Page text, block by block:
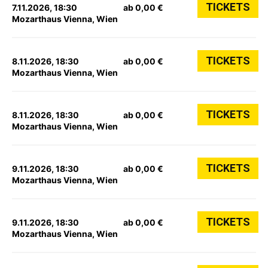
7.11.2026, 18:30
Mozarthaus Vienna, Wien
ab 0,00 € TICKETS
8.11.2026, 18:30
Mozarthaus Vienna, Wien
ab 0,00 € TICKETS
8.11.2026, 18:30
Mozarthaus Vienna, Wien
ab 0,00 € TICKETS
9.11.2026, 18:30
Mozarthaus Vienna, Wien
ab 0,00 € TICKETS
9.11.2026, 18:30
Mozarthaus Vienna, Wien
ab 0,00 € TICKETS